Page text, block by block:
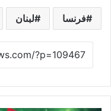
فرنسا لبنان